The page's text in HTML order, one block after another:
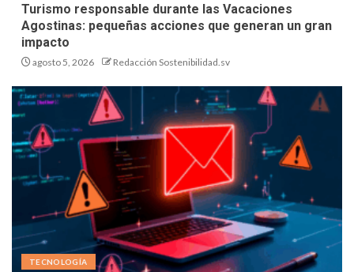
Turismo responsable durante las Vacaciones
Agostinas: pequeñas acciones que generan un gran
impacto
agosto 5, 2026 Redacción Sostenibilidad.sv
TECNOLOGÍA